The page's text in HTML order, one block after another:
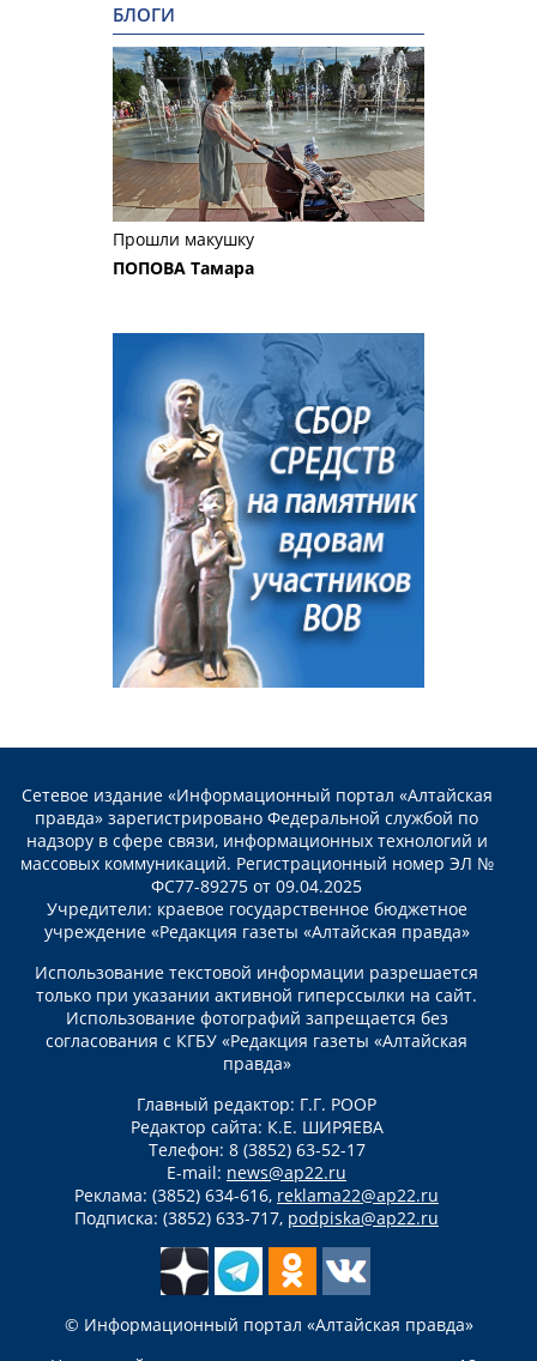
БЛОГИ
Прошли макушку
ПОПОВА Тамара
Сетевое издание «Информационный портал «Алтайская
правда» зарегистрировано Федеральной службой по
надзору в сфере связи, информационных технологий и
массовых коммуникаций. Регистрационный номер ЭЛ №
ФС77-89275 от 09.04.2025
Учредители: краевое государственное бюджетное
учреждение «Редакция газеты «Алтайская правда»
Использование текстовой информации разрешается
только при указании активной гиперссылки на сайт.
Использование фотографий запрещается без
согласования с КГБУ «Редакция газеты «Алтайская
правда»
Главный редактор: Г.Г. РООР
Редактор сайта: К.Е. ШИРЯЕВА
Телефон: 8 (3852) 63-52-17
E-mail: news@ap22.ru
Реклама: (3852) 634-616, reklama22@ap22.ru
Подписка: (3852) 633-717, podpiska@ap22.ru
© Информационный портал «Алтайская правда»